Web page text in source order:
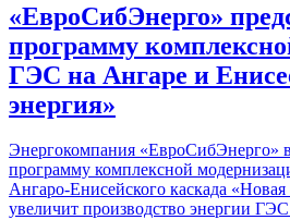
«ЕвроСибЭнерго»
программу
ГЭС на Ангаре и
энергия»
Энергокомпания «ЕвроСибЭнерго»
программу комплексной
Ангаро-Енисейского каскада «Новая
увеличит производство энергии